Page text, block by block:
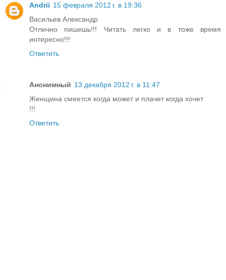
Andrii 15 февраля 2012 г. в 19:36
Васильев Александр
Отлично пишешь!!! Читать легко и в тоже время
интересно!!!
Ответить
Анонимный 13 декабря 2012 г. в 11:47
Женщина смеется когда может и плачет когда хочет
!!!
Ответить